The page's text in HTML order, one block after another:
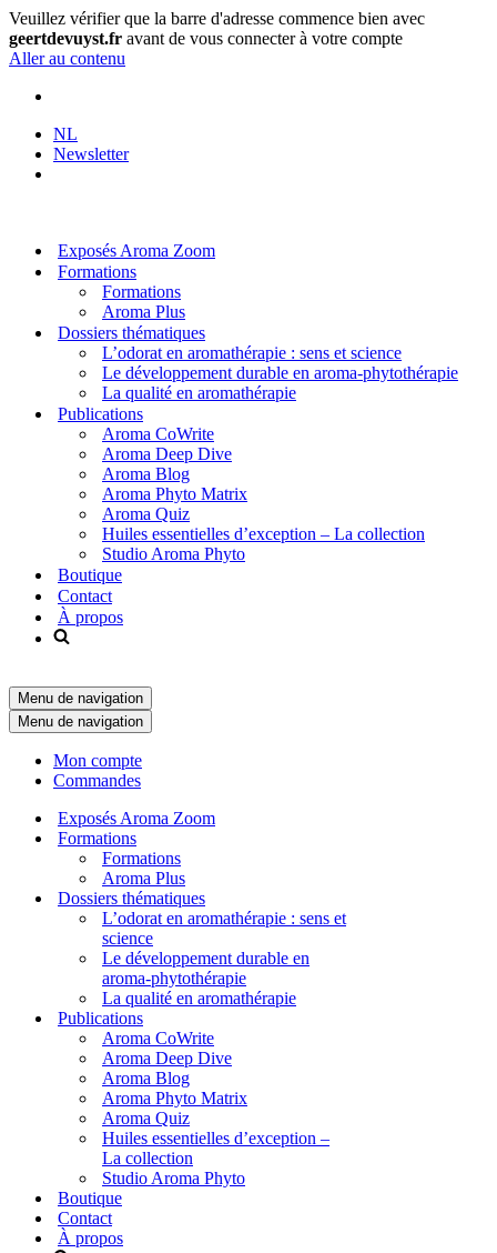
Veuillez vérifier que la barre d'adresse commence bien avec
geertdevuyst.fr avant de vous connecter à votre compte
Aller au contenu
NL
Newsletter
Exposés Aroma Zoom
Formations
Formations
Aroma Plus
Dossiers thématiques
L’odorat en aromathérapie : sens et science
Le développement durable en aroma-phytothérapie
La qualité en aromathérapie
Publications
Aroma CoWrite
Aroma Deep Dive
Aroma Blog
Aroma Phyto Matrix
Aroma Quiz
Huiles essentielles d’exception – La collection
Studio Aroma Phyto
Boutique
Contact
À propos
Menu de navigation
Menu de navigation
Mon compte
Commandes
Exposés Aroma Zoom
Formations
Formations
Aroma Plus
Dossiers thématiques
L’odorat en aromathérapie : sens et
science
Le développement durable en
aroma-phytothérapie
La qualité en aromathérapie
Publications
Aroma CoWrite
Aroma Deep Dive
Aroma Blog
Aroma Phyto Matrix
Aroma Quiz
Huiles essentielles d’exception –
La collection
Studio Aroma Phyto
Boutique
Contact
À propos